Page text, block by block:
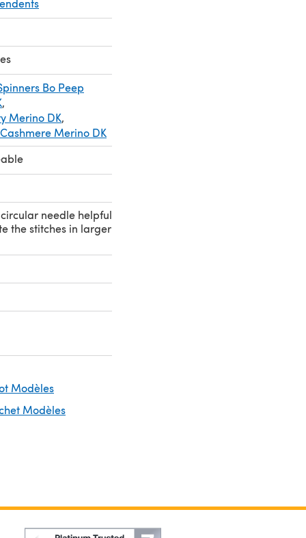
Bo Peep
,
Merino DK,
Merino DK
needle helpful
the stitches in larger
Modèles
Modèles